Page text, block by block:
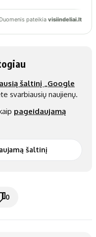
šaltinį „Google
svarbiausių naujienų.
pageidaujamą
šaltinį
0